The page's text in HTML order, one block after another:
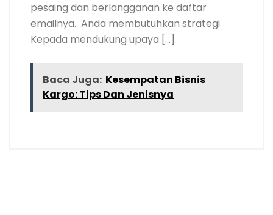
pesaing dan berlangganan ke daftar
emailnya. Anda membutuhkan strategi
Kepada mendukung upaya […]
Baca Juga: Kesempatan Bisnis
Kargo: Tips Dan Jenisnya